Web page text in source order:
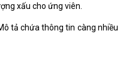
xấu cho ứng viên.
tả chứa thông tin càng